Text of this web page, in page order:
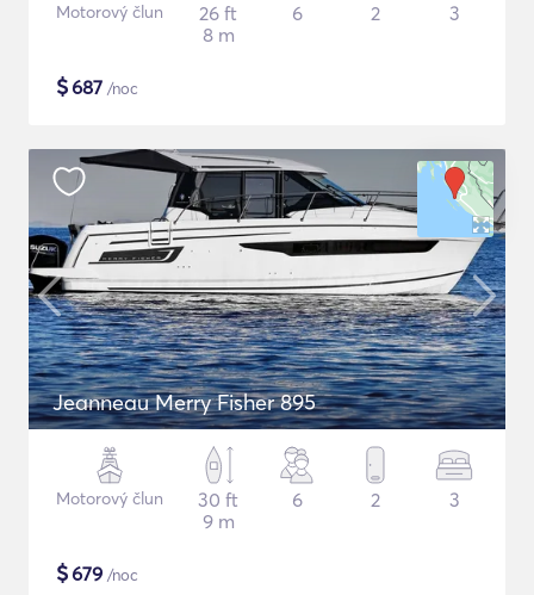
Motorový člun
26 ft
8 m
6 2 3
$687 /noc
Jeanneau Merry Fisher 895
Motorový člun
30 ft
9 m
6 2 3
$679 /noc